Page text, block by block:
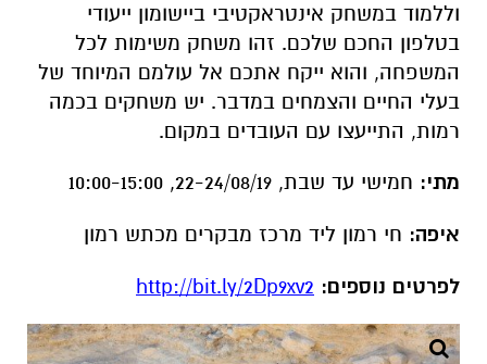
וללמוד במשחק אינטראקטיבי ביישומון ייעודי
בטלפון החכם שלכם. זהו משחק משימות לכל
המשפחה, והוא ייקח אתכם אל עולמם המיוחד של
בעלי החיים והצמחים במדבר. יש משחקים בכמה
רמות, התייעצו עם העובדים במקום.
מתי: חמישי עד שבת, 22-24/08/19, 10:00-15:00
איפה: חי רמון ליד מרכז מבקרים מכתש רמון
לפרטים נוספים: http://bit.ly/2Dp9xv2